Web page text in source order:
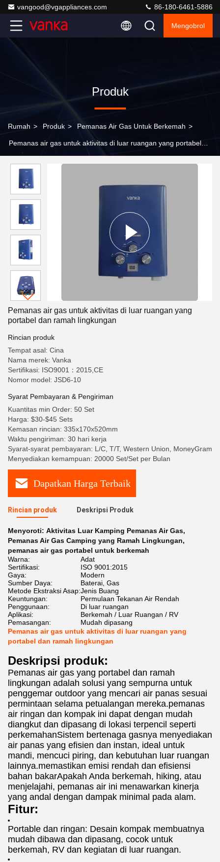
vangood@vgappliances.com 86-180-6461-5886
Mengobrol
Produk
Rumah > Produk > Pemanas Air Gas Untuk Berkemah >
Pemanas air gas untuk aktivitas di luar ruangan yang portabel
Pemanas air gas untuk aktivitas di luar ruangan yang
portabel dan ramah lingkungan
Rincian produk
Tempat asal: Cina
Nama merek: Vanka
Sertifikasi: ISO9001：2015,CE
Nomor model: JSD6-10
Syarat Pembayaran & Pengiriman
Kuantitas min Order: 50 Set
Harga: $30-$45 Sets
Kemasan rincian: 335x170x520mm
Waktu pengiriman: 30 hari kerja
Syarat-syarat pembayaran: L/C, T/T, Western Union, MoneyGram
Menyediakan kemampuan: 20000 Set/Set per Bulan
Dapatkan Harga Terbaik
Rincian produk Deskripsi Produk
Menyoroti: Aktivitas Luar Kamping Pemanas Air Gas,
Pemanas Air Gas Camping yang Ramah Lingkungan,
pemanas air gas portabel untuk berkemah
Warna:
Adat
Sertifikasi:
ISO 9001:2015
Gaya:
Modern
Sumber Daya:
Baterai, Gas
Metode Ekstraksi Asap:Jenis Buang
Keuntungan:
Permulaan Tekanan Air Rendah
Penggunaan:
Di luar ruangan
Aplikasi:
Berkemah / Luar Ruangan / RV
Pemasangan:
Mudah dipasang
Pemanas air gas untuk aktivitas di luar ruangan yang
portabel dan ramah lingkungan
Deskripsi produk:
Pemanas air gas yang portabel dan ramah
lingkungan adalah solusi yang sempurna untuk
penggemar outdoor yang mencari air panas sesuai
permintaan selama petualangan mereka.pemanas
air ringan dan kompak ini dapat dengan mudah
diangkut dan dipasang di lokasi terpencil seperti
perkemahanSistem bertenaga gasnya menyediakan
air panas yang efisien dan instan, ideal untuk
mandi, mencuci piring, dan kebutuhan luar ruangan
lainnya.memastikan emisi rendah dan efisiensi
bahan bakarApakah Anda berkemah, hiking, atau
menjelajahi, pemanas air ini menawarkan kinerja
yang andal dengan dampak minimal pada alam.
Fitur:
Portable dan ringan: Desain kompak membuatnya
mudah dibawa dan dipasang, cocok untuk
berkemah, RV dan kegiatan di luar ruangan.